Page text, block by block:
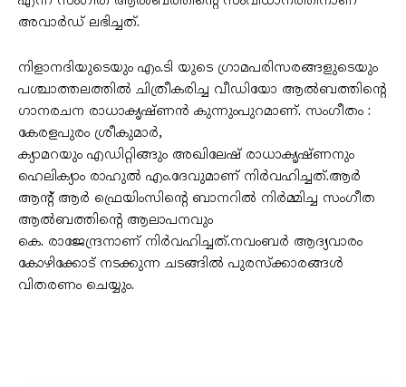
അവാർഡ് ലഭിച്ചത്.
നിളാനദിയുടെയും എം.ടി യുടെ ഗ്രാമപരിസരങ്ങളുടെയും
പശ്ചാത്തലത്തിൽ ചിത്രീകരിച്ച വീഡിയോ ആൽബത്തിന്റെ
ഗാനരചന രാധാകൃഷ്ണൻ കുന്നുംപുറമാണ്. സംഗീതം :
കേരളപുരം ശ്രീകുമാർ,
ക്യാമറയും എഡിറ്റിങ്ങും അഖിലേഷ് രാധാകൃഷ്ണനും
ഹെലിക്യാം രാഹുൽ എം.ദേവുമാണ് നിർവഹിച്ചത്.ആർ
ആൻ്റ് ആർ ഫ്രെയിംസിന്റെ ബാനറിൽ നിർമ്മിച്ച സംഗീത
ആൽബത്തിന്റെ ആലാപനവും
കെ. രാജേന്ദ്രനാണ് നിർവഹിച്ചത്.നവംബർ ആദ്യവാരം
കോഴിക്കോട് നടക്കുന്ന ചടങ്ങിൽ പുരസ്ക്കാരങ്ങൾ
വിതരണം ചെയ്യും.